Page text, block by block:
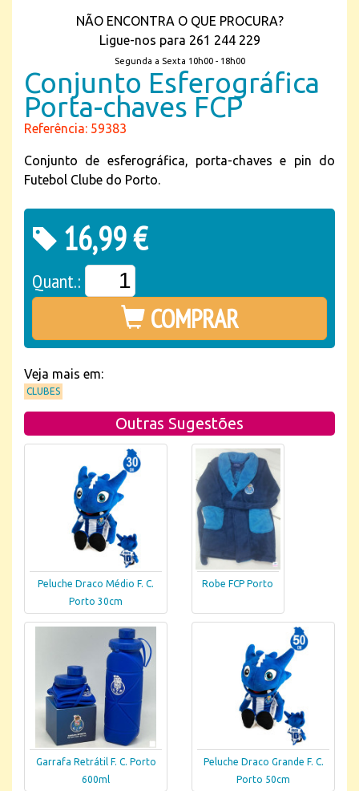
NÃO ENCONTRA O QUE PROCURA?
Ligue-nos para 261 244 229
Segunda a Sexta 10h00 - 18h00
Conjunto Esferográfica
Porta-chaves FCP
Referência: 59383
Conjunto de esferográfica, porta-chaves e pin do
Futebol Clube do Porto.
16,99 €
Quant.:
COMPRAR
Veja mais em:
CLUBES
Outras Sugestões
Peluche Draco Médio F. C.
Porto 30cm
Robe FCP Porto
Garrafa Retrátil F. C. Porto
600ml
Peluche Draco Grande F. C.
Porto 50cm